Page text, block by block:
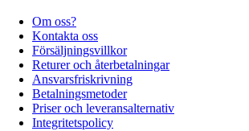
Om oss?
Kontakta oss
Försäljningsvillkor
Returer och återbetalningar
Ansvarsfriskrivning
Betalningsmetoder
Priser och leveransalternativ
Integritetspolicy